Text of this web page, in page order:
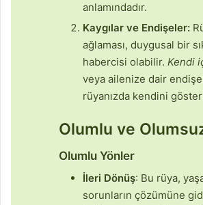
anlamındadır.
Kaygılar ve Endişeler:
ağlaması, duygusal bir
habercisi olabilir. Kendi
veya ailenize dair
rüyanızda kendini
Olumlu ve
Olumlu Yönler
İleri Dönüş: Bu rüya,
sorunların çözümüne